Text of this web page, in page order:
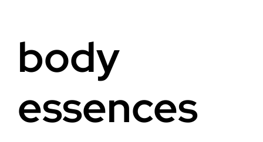
Butikk i Oslo
Stråling EMF
body
essences